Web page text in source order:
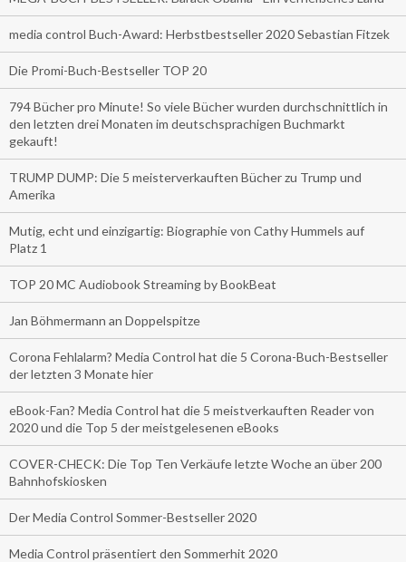
media control Buch-Award: Herbstbestseller 2020 Sebastian Fitzek
Die Promi-Buch-Bestseller TOP 20
794 Bücher pro Minute! So viele Bücher wurden durchschnittlich in
den letzten drei Monaten im deutschsprachigen Buchmarkt
gekauft!
TRUMP DUMP: Die 5 meisterverkauften Bücher zu Trump und
Amerika
Mutig, echt und einzigartig: Biographie von Cathy Hummels auf
Platz 1
TOP 20 MC Audiobook Streaming by BookBeat
Jan Böhmermann an Doppelspitze
Corona Fehlalarm? Media Control hat die 5 Corona-Buch-Bestseller
der letzten 3 Monate hier
eBook-Fan? Media Control hat die 5 meistverkauften Reader von
2020 und die Top 5 der meistgelesenen eBooks
COVER-CHECK: Die Top Ten Verkäufe letzte Woche an über 200
Bahnhofskiosken
Der Media Control Sommer-Bestseller 2020
Media Control präsentiert den Sommerhit 2020